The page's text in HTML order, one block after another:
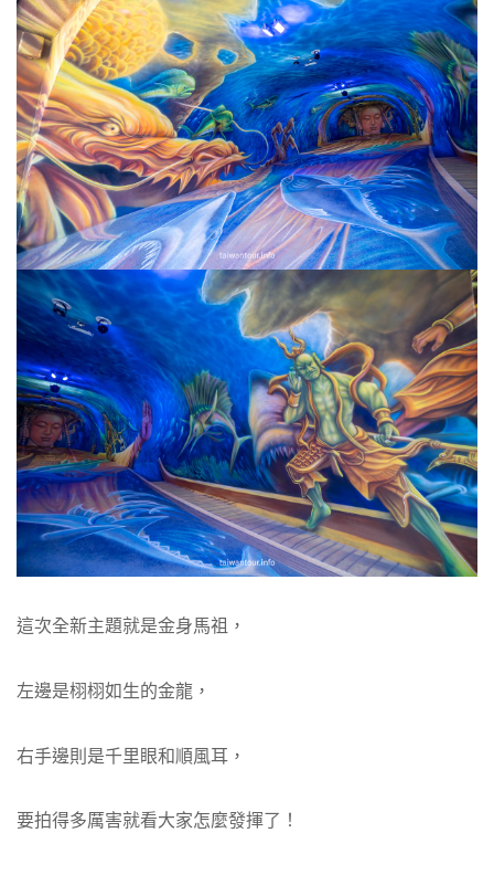
這次全新主題就是金身馬祖，
左邊是栩栩如生的金龍，
右手邊則是千里眼和順風耳，
要拍得多厲害就看大家怎麼發揮了！